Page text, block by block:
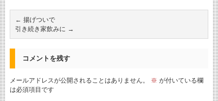
← 揚げついで
引き続き家飲みに →
コメントを残す
メールアドレスが公開されることはありません。 ※ が付いている欄
は必須項目です